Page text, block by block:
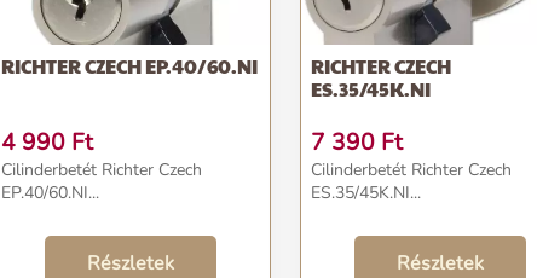
RICHTER CZECH EP.40/60.NI
4 990 Ft
Cilinderbetét Richter Czech
EP.40/60.NI...
Részletek
RICHTER CZECH
ES.35/45K.NI
7 390 Ft
Cilinderbetét Richter Czech
ES.35/45K.NI...
Részletek